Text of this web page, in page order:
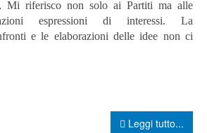
Mi riferisco non solo ai Partiti ma alle
espressioni di interessi. La
e le elaborazioni delle idee non ci
Leggi tutto...